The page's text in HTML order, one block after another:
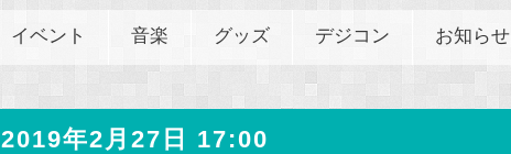
イベント 音楽 グッズ デジコン お知らせ
2019年2月27日 17:00